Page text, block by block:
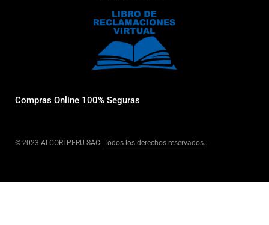
Compras Online 100% Seguras
© 2023 ALCORI PERU SAC. Todos los derechos reservados...